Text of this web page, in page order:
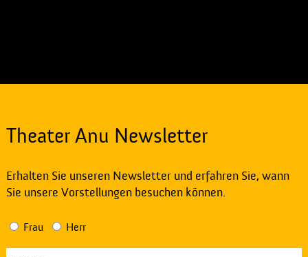
Theater Anu Newsletter
Erhalten Sie unseren Newsletter und erfahren Sie, wann
Sie unsere Vorstellungen besuchen können.
Frau Herr